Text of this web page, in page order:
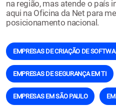
na região, mas atende o país
aqui na Oficina da Net para
posicionamento nacional.
EMPRESAS DE CRIAÇÃO DE
EMPRESAS DE SEGURANÇA EM TI
EMPRESAS EM SÃO PAULO